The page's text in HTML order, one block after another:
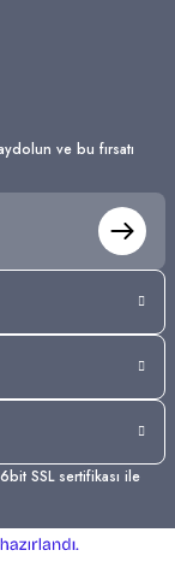
ve bu fırsatı
SSL sertifikası ile